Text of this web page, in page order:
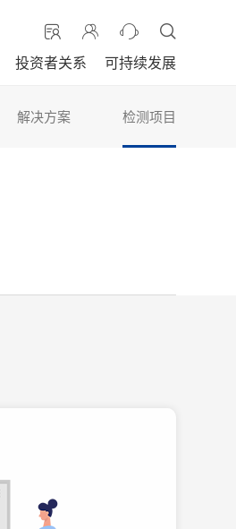
投资者关系 可持续发展
解决方案 检测项目